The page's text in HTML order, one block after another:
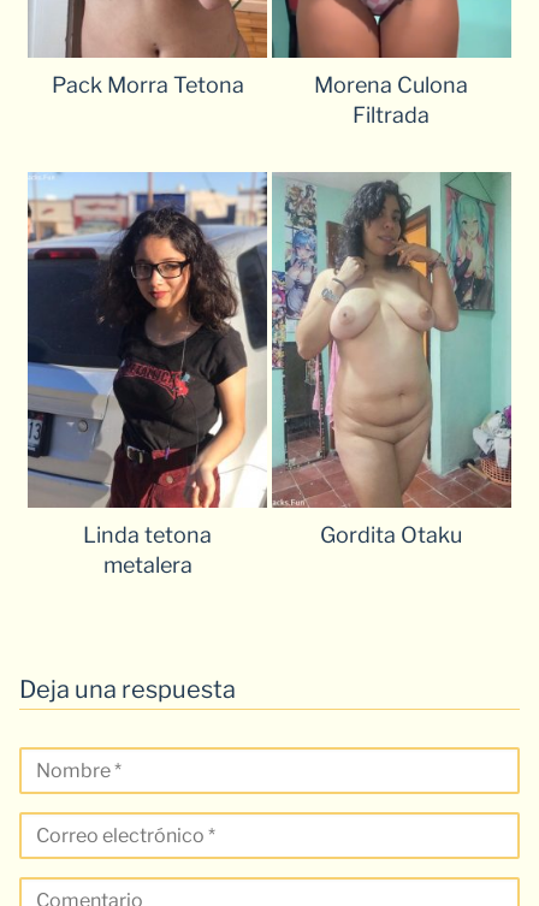
Pack Morra Tetona
Morena Culona
Filtrada
Linda tetona
metalera
Gordita Otaku
Deja una respuesta